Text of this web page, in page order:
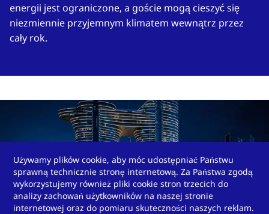
energii jest ograniczone, a goście mogą cieszyć się
niezmiennie przyjemnym klimatem wewnątrz przez
cały rok.
Używamy plików cookie, aby móc udostępniać Państwu
sprawną technicznie stronę internetową. Za Państwa zgodą
wykorzystujemy również pliki cookie stron trzecich do
analizy zachowań użytkowników na naszej stronie
internetowej oraz do pomiaru skuteczności naszych reklam.